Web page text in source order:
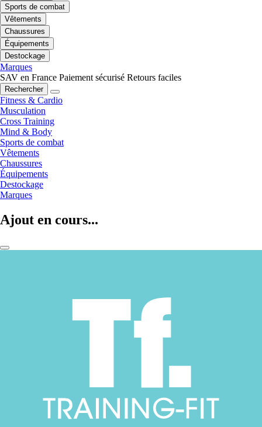
Sports de combat
Vêtements
Chaussures
Équipements
Destockage
Marques
SAV en France Paiement sécurisé Retours faciles
Rechercher
Fitness & Cardio
Musculation
Cross Training
Mind & Body
Sports de combat
Vêtements
Chaussures
Équipements
Destockage
Marques
Ajout en cours...